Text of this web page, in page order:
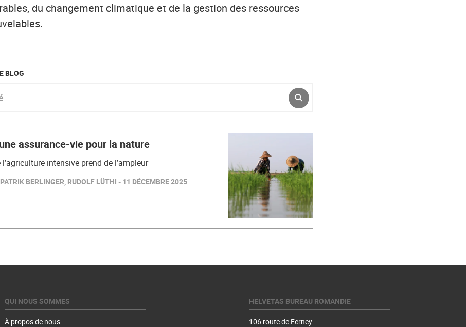
du changement climatique et de la gestion des ressources
BLOG
ENVOYER
assurance-vie pour la nature
intensive prend de l’ampleur
BERLINGER, RUDOLF LÜTHI - 11 DÉCEMBRE 2025
QUI NOUS SOMMES
À propos de nous
HELVETAS BUREAU ROMANDIE
106 route de Ferney